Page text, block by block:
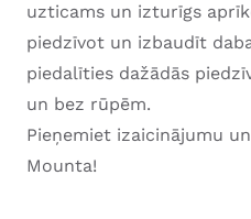
uzticams un izturīgs
piedzīvot un izbaudīt
piedalīties dažādās
un bez rūpēm.
Pieņemiet izaicinājumu
Mounta!